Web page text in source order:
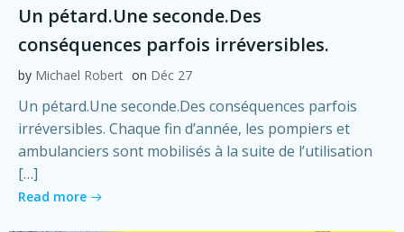
Un pétard.Une seconde.Des
conséquences parfois irréversibles.
by Michael Robert on Déc 27
Un pétard.Une seconde.Des conséquences parfois
irréversibles. Chaque fin d’année, les pompiers et
ambulanciers sont mobilisés à la suite de l’utilisation
[…]
Read more